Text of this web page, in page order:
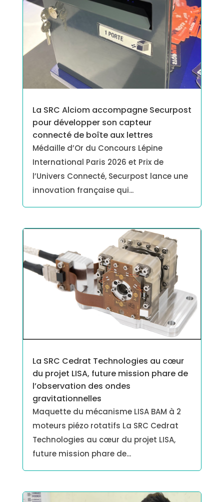
La SRC Alciom accompagne Securpost
pour développer son capteur
connecté de boîte aux lettres
Médaille d’Or du Concours Lépine
International Paris 2026 et Prix de
l’Univers Connecté, Securpost lance une
innovation française qui...
La SRC Cedrat Technologies au cœur
du projet LISA, future mission phare de
l’observation des ondes
gravitationnelles
Maquette du mécanisme LISA BAM à 2
moteurs piézo rotatifs La SRC Cedrat
Technologies au cœur du projet LISA,
future mission phare de...